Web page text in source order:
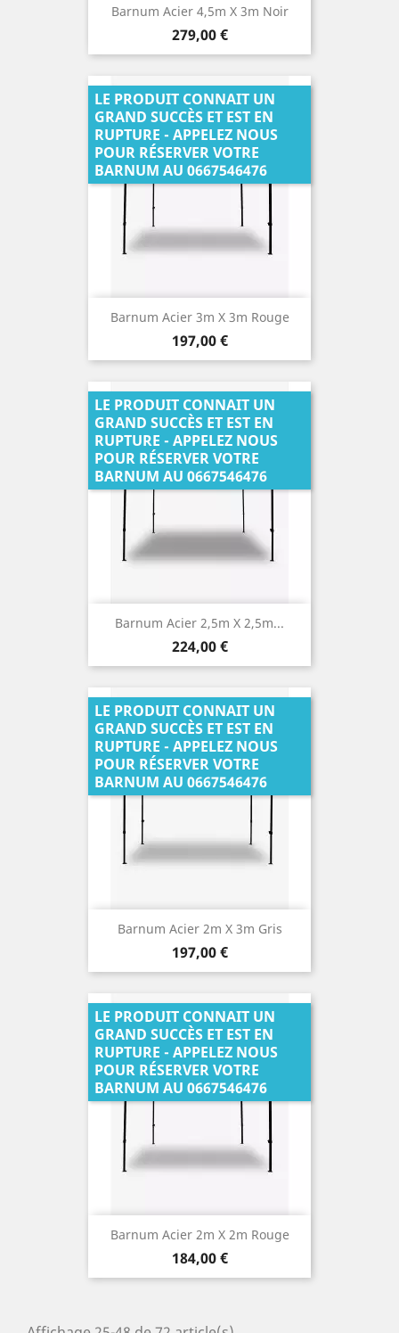
Barnum Acier 4,5m X 3m Noir
Prix
279,00 €
Barnum Acier 3m X 3m Rouge
Prix
197,00 €
LE PRODUIT CONNAIT UN
GRAND SUCCÈS ET EST EN
RUPTURE - APPELEZ NOUS
POUR RÉSERVER VOTRE
BARNUM AU 0667546476
Barnum Acier 2,5m X 2,5m...
Prix
224,00 €
LE PRODUIT CONNAIT UN
GRAND SUCCÈS ET EST EN
RUPTURE - APPELEZ NOUS
POUR RÉSERVER VOTRE
BARNUM AU 0667546476
Barnum Acier 2m X 3m Gris
Prix
197,00 €
LE PRODUIT CONNAIT UN
GRAND SUCCÈS ET EST EN
RUPTURE - APPELEZ NOUS
POUR RÉSERVER VOTRE
BARNUM AU 0667546476
Barnum Acier 2m X 2m Rouge
Prix
184,00 €
LE PRODUIT CONNAIT UN
GRAND SUCCÈS ET EST EN
RUPTURE - APPELEZ NOUS
POUR RÉSERVER VOTRE
BARNUM AU 0667546476